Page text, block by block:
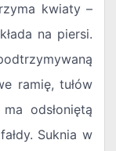
kwiaty –
na piersi.
ramię, tułów
odsłoniętą
Suknia w